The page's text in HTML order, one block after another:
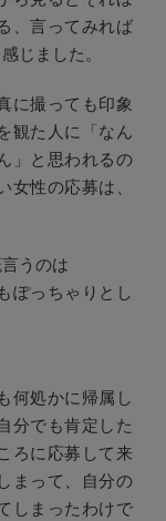
、言ってみれば
じました。
に撮っても印象
観た人に「なん
」と思われるの
女性の応募は、
うのは
ぽっちゃりとし
何処かに帰属し
分でも肯定した
ろに応募して来
まって、自分の
しまったわけで